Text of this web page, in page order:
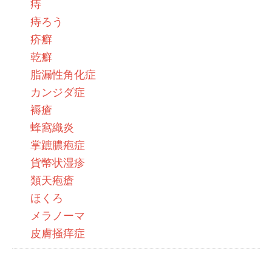
痔
痔ろう
疥癬
乾癬
脂漏性角化症
カンジダ症
褥瘡
蜂窩織炎
掌蹠膿疱症
貨幣状湿疹
類天疱瘡
ほくろ
メラノーマ
皮膚掻痒症